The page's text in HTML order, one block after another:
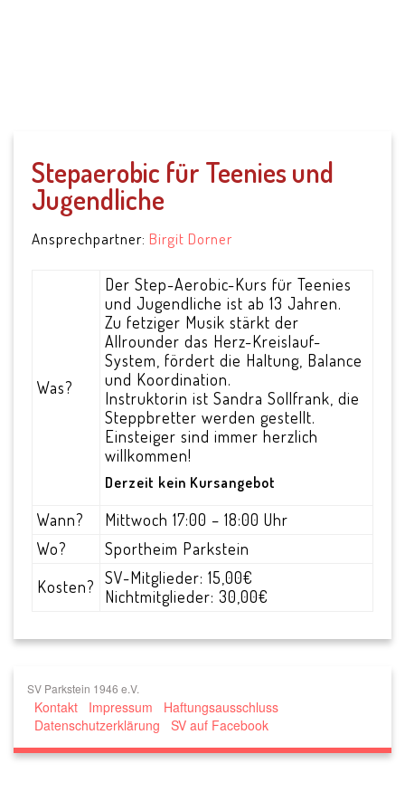
Stepaerobic für Teenies und
Jugendliche
Ansprechpartner: Birgit Dorner
Was?
Der Step-Aerobic-Kurs für Teenies
und Jugendliche ist ab 13 Jahren.
Zu fetziger Musik stärkt der
Allrounder das Herz-Kreislauf-
System, fördert die Haltung, Balance
und Koordination.
Instruktorin ist Sandra Sollfrank, die
Steppbretter werden gestellt.
Einsteiger sind immer herzlich
willkommen!
Derzeit kein Kursangebot
Wann?
Mittwoch 17:00 – 18:00 Uhr
Wo?
Sportheim Parkstein
Kosten? SV-Mitglieder: 15,00€
Nichtmitglieder: 30,00€
SV Parkstein 1946 e.V.
Kontakt Impressum
Haftungsausschluss
Datenschutzerklärung
SV auf Facebook